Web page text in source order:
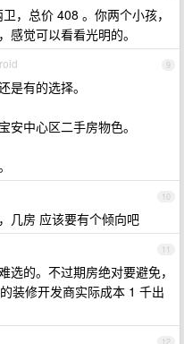
，总价 408 。你两个小孩，
感觉可以看看光明的。
9
是有的选择。
安中心区二手房物色。
10
几房 应该要有个倾向吧
11
的。不过期房绝对要避免，
装修开发商实际成本 1 千出